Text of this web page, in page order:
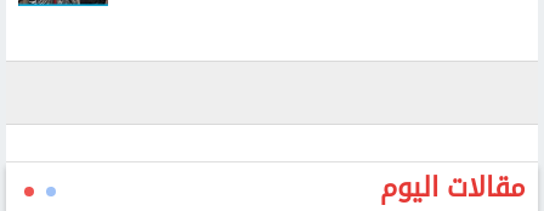
مقالات اليوم